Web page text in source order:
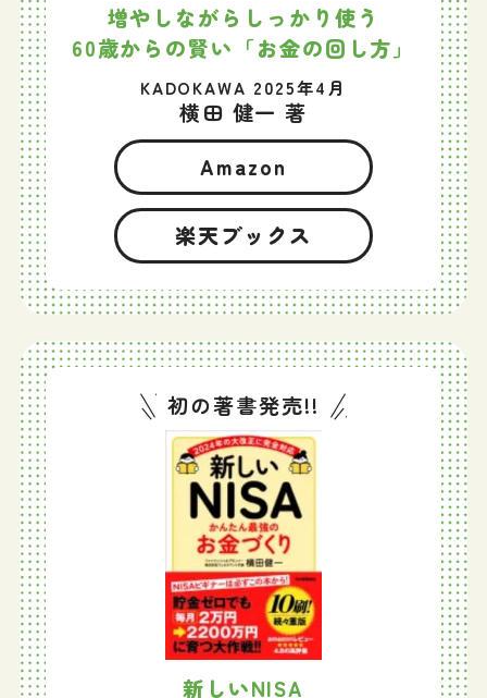
増やしながらしっかり使う
60歳からの賢い「お金の回し方」
KADOKAWA 2025年4月
横田 健一 著
Amazon
楽天ブックス
初の著書発売!!
新しいNISA